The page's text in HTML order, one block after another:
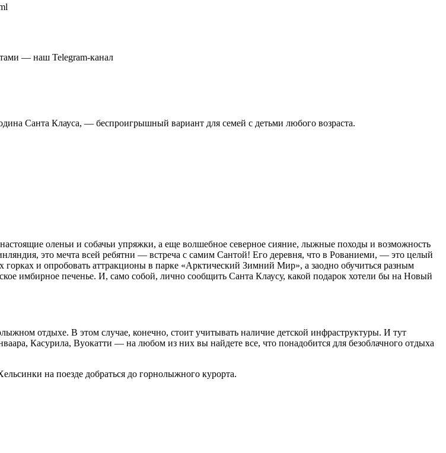
— наш Telegram-канал
Санта Клауса, — беспроигрышный вариант для семей с детьми любого возраста.
оленьи и собачьи упряжки, а еще волшебное северное сияние, лыжные походы и возможность
это мечта всей ребятни — встреча с самим Сантой! Его деревня, что в Рованиеми, — это целый
и опробовать аттракционы в парке «Арктический Зимний Мир», а заодно обучиться разным
имбирное печенье. И, само собой, лично сообщить Санта Клаусу, какой подарок хотели бы на Новый
отдыхе. В этом случае, конечно, стоит учитывать наличие детской инфраструктуры. И тут
Касурила, Вуокатти — на любом из них вы найдете все, что понадобится для безоблачного отдыха
на поезде добраться до горнолыжного курорта.